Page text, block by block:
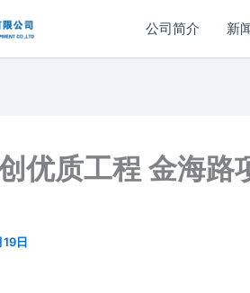
公司简介 新
优质工程 金海路
日